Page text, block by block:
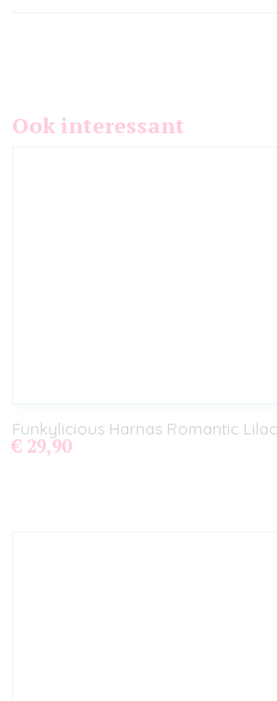
Ook interessant
Funkylicious Harnas Romantic Lilac
€ 29,90